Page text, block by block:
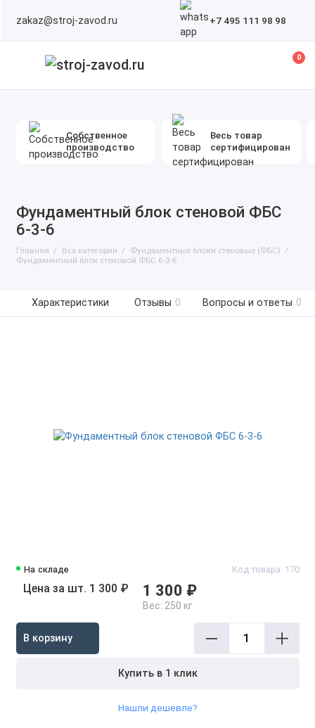
zakaz@stroj-zavod.ru +7 495 111 98 98
0
Собственное
производство
Весь товар
сертифицирован
Фундаментный блок стеновой ФБС
6-3-6
Главная Все категории
Фундаментные блоки стеновые (ФБС)
Фундаментный блок стеновой ФБС 6-3-6
Характеристики Отзывы 0 Вопросы и ответы 0
На складе Код товара: 170
Цена за шт. 1 300 ₽ 1 300 ₽
Вес: 250 кг
В корзину
Купить в 1 клик
Нашли дешевле?